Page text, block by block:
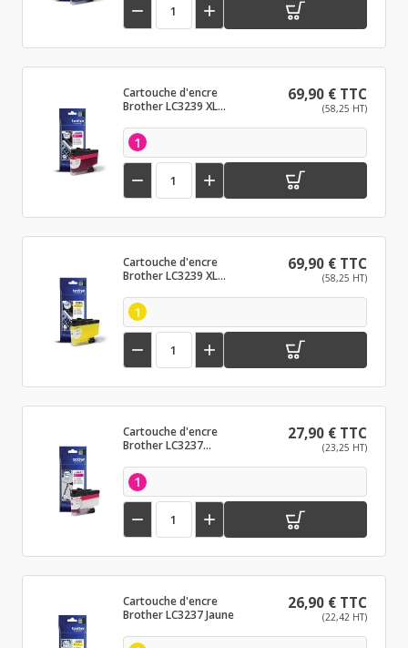
 
Cartouche d'encre
Brother LC3239 XL
69,90 € TTC
(58,25 HT)
1
 
Cartouche d'encre
Brother LC3239 XL
69,90 € TTC
(58,25 HT)
1
 
Cartouche d'encre
Brother LC3237
27,90 € TTC
(23,25 HT)
1
 
Cartouche d'encre
Brother LC3237 Jaune
26,90 € TTC
(22,42 HT)